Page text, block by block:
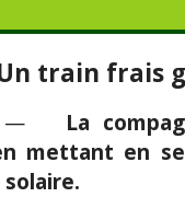
train frais
— La
mettant en